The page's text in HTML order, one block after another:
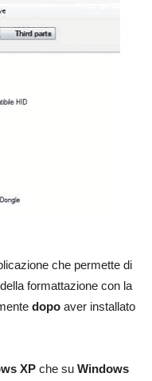
che permette di
formattazione con la
dopo aver installato
XP che su Windows